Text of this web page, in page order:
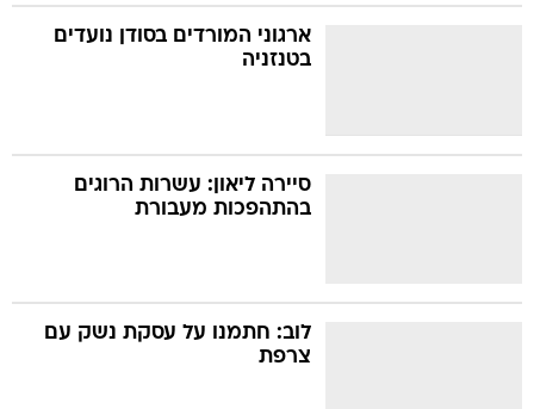
ארגוני המורדים בסודן נועדים
בטנזניה
סיירה ליאון: עשרות הרוגים
בהתהפכות מעבורת
לוב: חתמנו על עסקת נשק עם
צרפת